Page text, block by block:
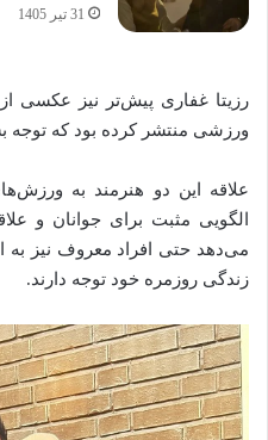
31 تیر 1405
رزیتا غفاری پیش‌تر نیز عکسی
ورزشی منتشر کرده بود که توجه
علاقه این دو هنرمند به
الگویی مثبت برای جوانان و
می‌دهد حتی افراد معروف نیز
زندگی روزمره خود توجه دارند.